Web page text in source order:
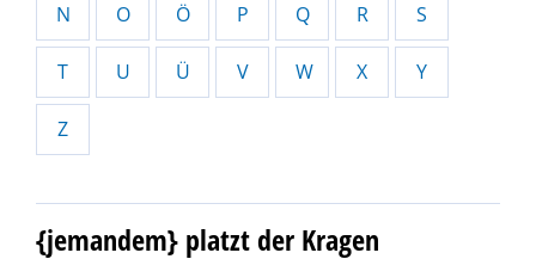
N O Ö P Q R S
T U Ü V W X Y
Z
{jemandem} platzt der Kragen